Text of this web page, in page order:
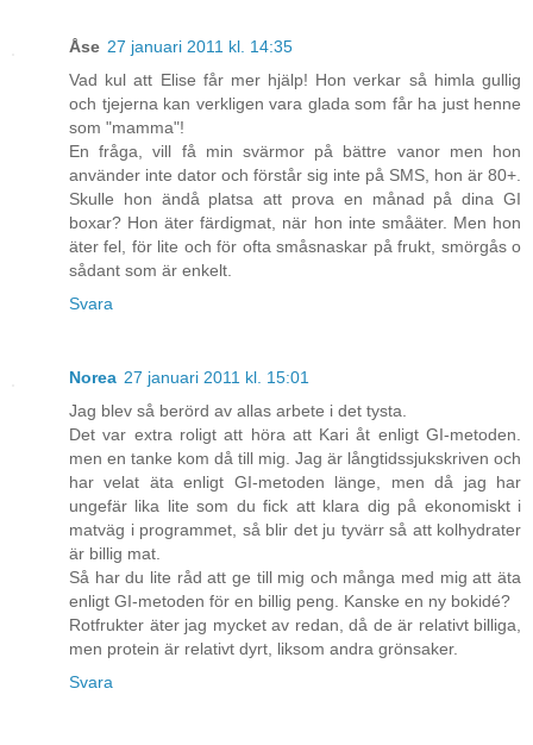
Åse 27 januari 2011 kl. 14:35
Vad kul att Elise får mer hjälp! Hon verkar så himla gullig
och tjejerna kan verkligen vara glada som får ha just henne
som "mamma"!
En fråga, vill få min svärmor på bättre vanor men hon
använder inte dator och förstår sig inte på SMS, hon är 80+.
Skulle hon ändå platsa att prova en månad på dina GI
boxar? Hon äter färdigmat, när hon inte småäter. Men hon
äter fel, för lite och för ofta småsnaskar på frukt, smörgås o
sådant som är enkelt.
Svara
Norea 27 januari 2011 kl. 15:01
Jag blev så berörd av allas arbete i det tysta.
Det var extra roligt att höra att Kari åt enligt GI-metoden.
men en tanke kom då till mig. Jag är långtidssjukskriven och
har velat äta enligt GI-metoden länge, men då jag har
ungefär lika lite som du fick att klara dig på ekonomiskt i
matväg i programmet, så blir det ju tyvärr så att kolhydrater
är billig mat.
Så har du lite råd att ge till mig och många med mig att äta
enligt GI-metoden för en billig peng. Kanske en ny bokidé?
Rotfrukter äter jag mycket av redan, då de är relativt billiga,
men protein är relativt dyrt, liksom andra grönsaker.
Svara